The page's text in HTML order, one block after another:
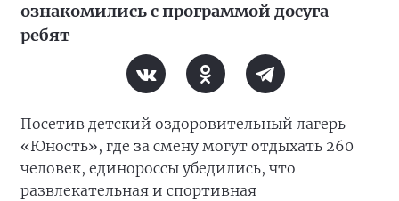
ознакомились с программой досуга
ребят
Посетив детский оздоровительный лагерь
«Юность», где за смену могут отдыхать 260
человек, единороссы убедились, что
развлекательная и спортивная